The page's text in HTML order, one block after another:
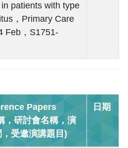
patients with type
，Primary Care
Feb，S1751-
Papers
，研討會名稱，演
受邀演講題目)
日期